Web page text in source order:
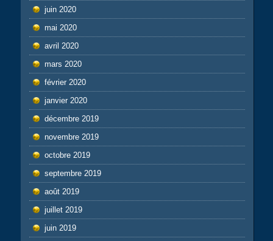
juin 2020
mai 2020
avril 2020
mars 2020
février 2020
janvier 2020
décembre 2019
novembre 2019
octobre 2019
septembre 2019
août 2019
juillet 2019
juin 2019